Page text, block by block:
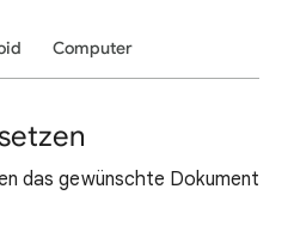
Computer
das gewünschte Dokument